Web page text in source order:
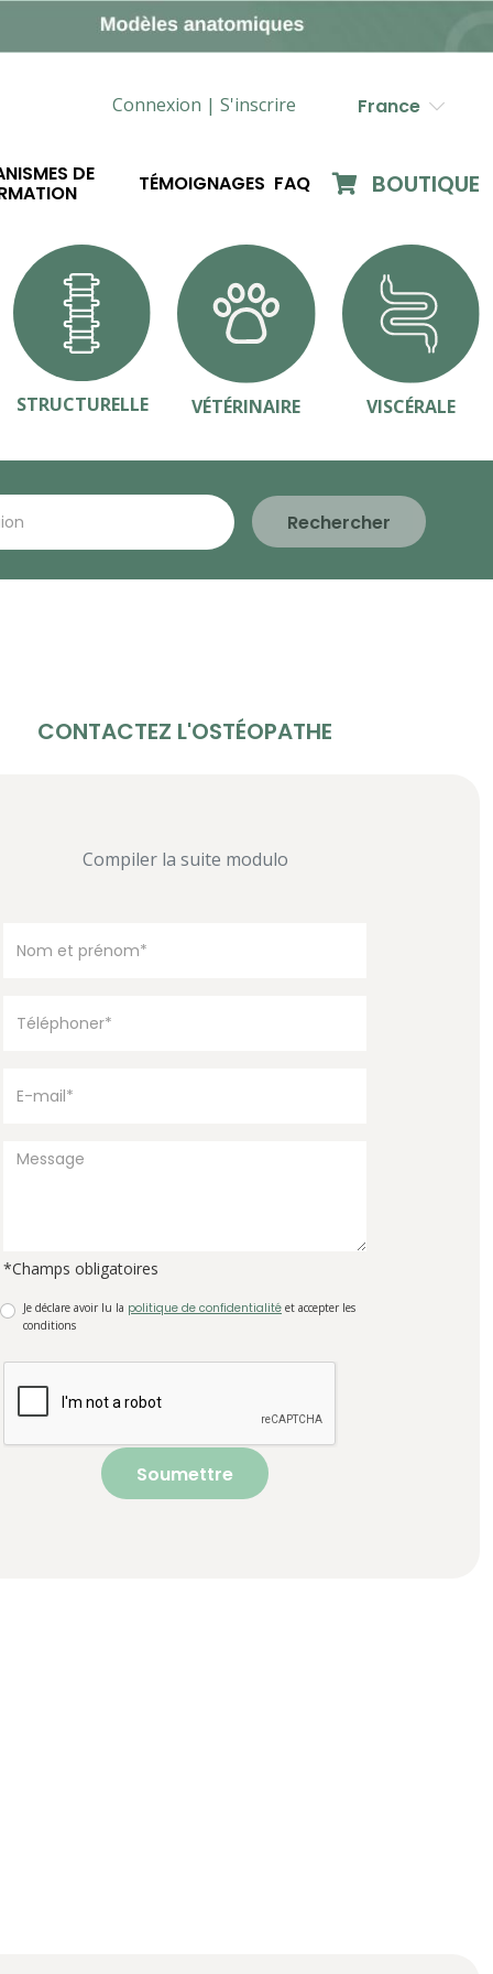
Connexion | S'inscrire France
DE TÉMOIGNAGES FAQ BOUTIQUE
STRUCTURELLE VÉTÉRINAIRE VISCÉRALE
Rechercher
CONTACTEZ L'OSTÉOPATHE
Compiler la suite modulo
*Champs obligatoires
Je déclare avoir lu la politique de confidentialité et accepter les
conditions
Soumettre